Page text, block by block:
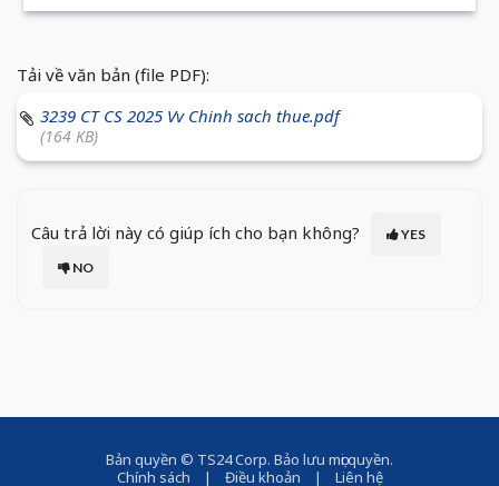
Tải về văn bản (file PDF):
3239 CT CS 2025 Vv Chinh sach thue.pdf
(164 KB)
Câu trả lời này có giúp ích cho bạn không?
YES
NO
Bản quyền © TS24 Corp. Bảo lưu mọi quyền.
Chính sách | Điều khoản | Liên hệ